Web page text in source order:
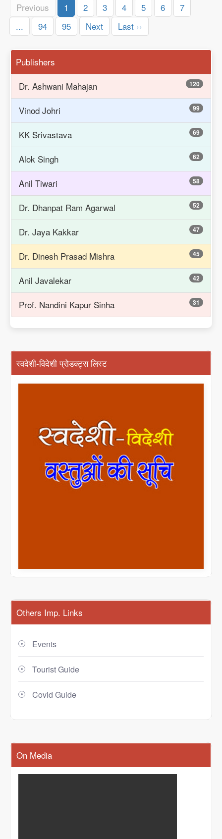
Previous 1 2 3 4 5 6
7
...
94 95 Next Last ››
Publishers
Dr. Ashwani Mahajan
120
Vinod Johri 99
KK Srivastava 69
Alok Singh 62
Anil Tiwari 58
Dr. Dhanpat Ram Agarwal 52
Dr. Jaya Kakkar 47
Dr. Dinesh Prasad Mishra 45
Anil Javalekar 42
Prof. Nandini Kapur Sinha 31
स्वदेशी-विदेशी प्रोडक्ट्स लिस्ट
Others Imp. Links
Events
Tourist Guide
Covid Guide
On Media